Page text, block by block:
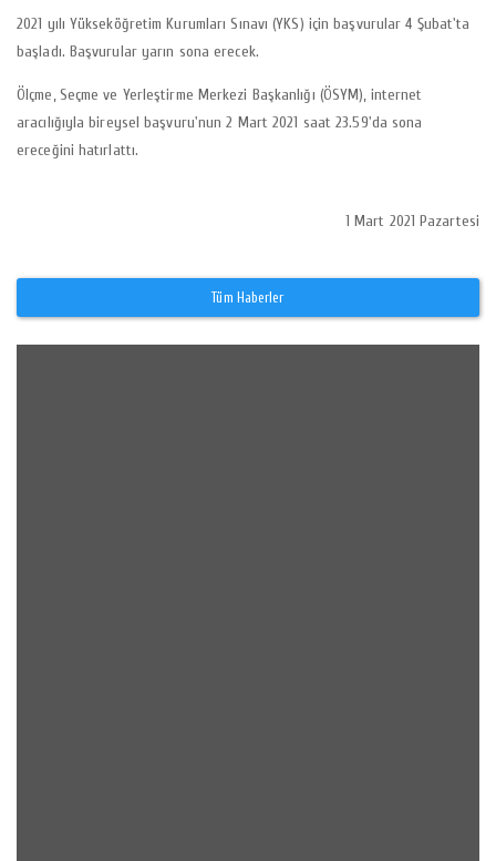
2021 yılı Yükseköğretim Kurumları Sınavı (YKS) için başvurular 4 Şubat'ta
başladı. Başvurular yarın sona erecek.
Ölçme, Seçme ve Yerleştirme Merkezi Başkanlığı (ÖSYM), internet
aracılığıyla bireysel başvuru'nun 2 Mart 2021 saat 23.59'da sona
ereceğini hatırlattı.
1 Mart 2021 Pazartesi
Tüm Haberler